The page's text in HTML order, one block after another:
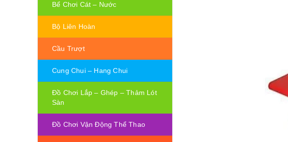
Bể Chơi Cát – Nước
Bộ Liên Hoàn
Cầu Trượt
Cung Chui – Hang Chui
Đồ Chơi Lắp – Ghép – Thảm Lót
Sàn
Đồ Chơi Vận Động Thể Thao